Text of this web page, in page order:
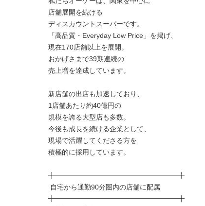
店舗展開を続ける
ディスカウントスーパーです。
「高品質・Everyday Low Price」を掲げ、
現在170店舗以上を展開。
おかげさまで39期連続の
売上増を達成しています。
新店舗の出店も加速しており、
1店舗あたり約40億円の
規模を誇る大型店も多数。
今後も成長を続ける企業として、
現場で活躍してくださる方を
積極的に採用しています。
╋━━━━━━━━━━━━━━━━━━╋
╋━━━━━━━━━━━━━━━━━━╋